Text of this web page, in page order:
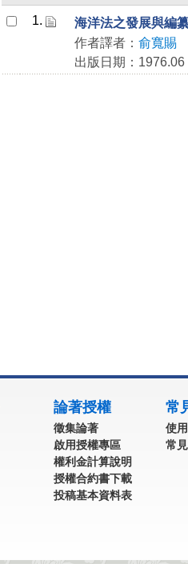
1.
海洋法之發展與編
作者譯者： 俞寬賜
出版日期：1976.06
論著授權
徵集論著
啟用授權專區
權利金計算說明
授權合約書下載
投稿基本資料表
常
使
常